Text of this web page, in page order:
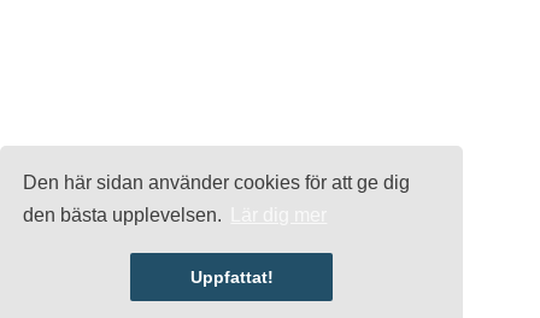
Den här sidan använder cookies för att ge dig
den bästa upplevelsen.
Uppfattat!